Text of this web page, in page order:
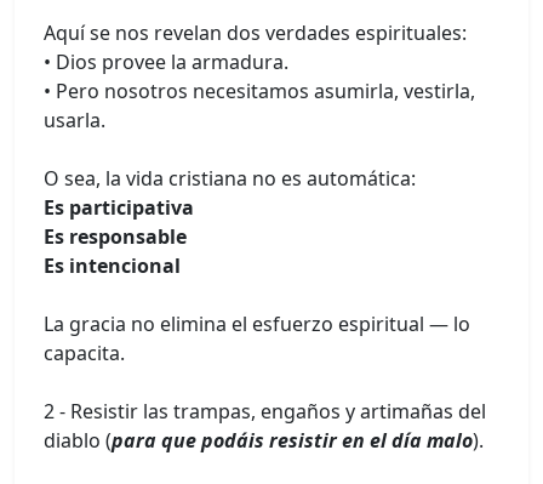
Aquí se nos revelan dos verdades espirituales:
• Dios provee la armadura.
• Pero nosotros necesitamos asumirla, vestirla,
usarla.
O sea, la vida cristiana no es automática:
Es participativa
Es responsable
Es intencional
La gracia no elimina el esfuerzo espiritual — lo
capacita.
2 - Resistir las trampas, engaños y artimañas del
diablo (para que podáis resistir en el día malo).